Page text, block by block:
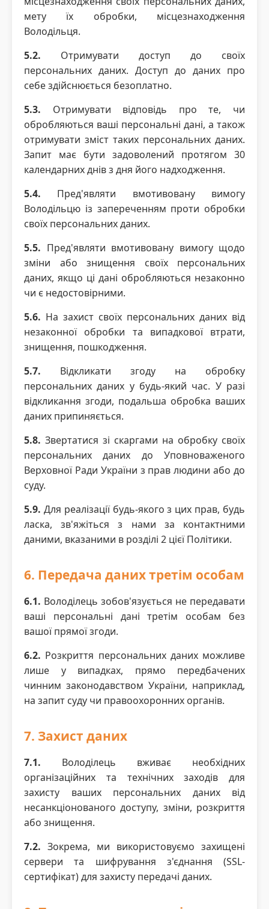
мету їх обробки, місцезнаходження
Володільця.
5.2. Отримувати доступ до своїх
персональних даних. Доступ до даних про
себе здійснюється безоплатно.
5.3. Отримувати відповідь про те, чи
обробляються ваші персональні дані, а також
отримувати зміст таких персональних даних.
Запит має бути задоволений протягом 30
календарних днів з дня його надходження.
5.4. Пред'являти вмотивовану вимогу
Володільцю із запереченням проти обробки
своїх персональних даних.
5.5. Пред'являти вмотивовану вимогу щодо
зміни або знищення своїх персональних
даних, якщо ці дані обробляються незаконно
чи є недостовірними.
5.6. На захист своїх персональних даних від
незаконної обробки та випадкової втрати,
знищення, пошкодження.
5.7. Відкликати згоду на обробку
персональних даних у будь-який час. У разі
відкликання згоди, подальша обробка ваших
даних припиняється.
5.8. Звертатися зі скаргами на обробку своїх
персональних даних до Уповноваженого
Верховної Ради України з прав людини або до
суду.
5.9. Для реалізації будь-якого з цих прав, будь
ласка, зв'яжіться з нами за контактними
даними, вказаними в розділі 2 цієї Політики.
6. Передача даних третім особам
6.1. Володілець зобов'язується не передавати
ваші персональні дані третім особам без
вашої прямої згоди.
6.2. Розкриття персональних даних можливе
лише у випадках, прямо передбачених
чинним законодавством України, наприклад,
на запит суду чи правоохоронних органів.
7. Захист даних
7.1. Володілець вживає необхідних
організаційних та технічних заходів для
захисту ваших персональних даних від
несанкціонованого доступу, зміни, розкриття
або знищення.
7.2. Зокрема, ми використовуємо захищені
сервери та шифрування з'єднання (SSL-
сертифікат) для захисту передачі даних.